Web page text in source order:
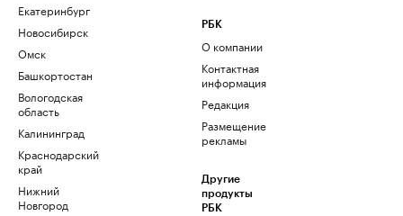
Екатеринбург
Новосибирск
Омск
Башкортостан
Вологодская
область
Калининград
Краснодарский
край
Нижний
Новгород
РБК
О компании
Контактная
информация
Редакция
Размещение
рекламы
Другие
продукты
РБК